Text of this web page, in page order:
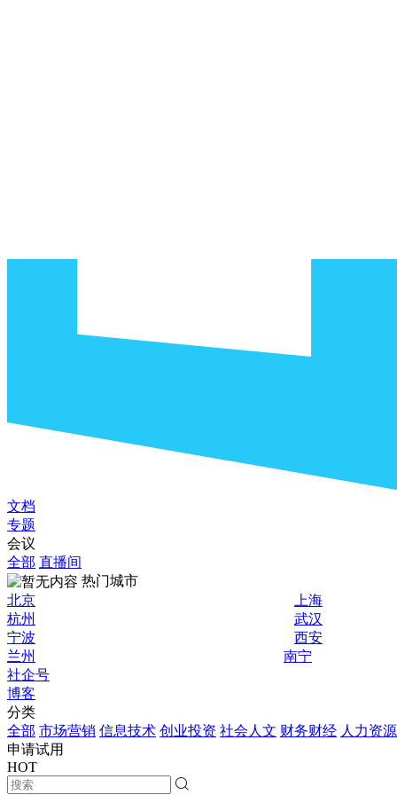
文档
专题
会议
全部 直播间
热门城市
北京
上海
杭州
武汉
宁波
西安
兰州
南宁
社企号
博客
分类
全部 市场营销 信息技术 创业投资 社会人文 财务财经 人力资源
申请试用
HOT